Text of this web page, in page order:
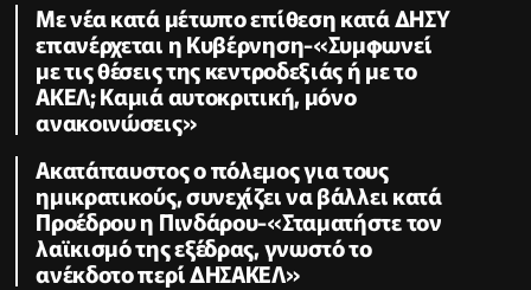
Με νέα κατά μέτωπο επίθεση κατά ΔΗΣΥ
επανέρχεται η Κυβέρνηση-«Συμφωνεί
με τις θέσεις της κεντροδεξιάς ή με το
ΑΚΕΛ; Kαμιά αυτοκριτική, μόνο
ανακοινώσεις»
Ακατάπαυστος ο πόλεμος για τους
ημικρατικούς, συνεχίζει να βάλλει κατά
Προέδρου η Πινδάρου-«Σταματήστε τον
λαϊκισμό της εξέδρας, γνωστό το
ανέκδοτο περί ΔΗΣΑΚΕΛ»